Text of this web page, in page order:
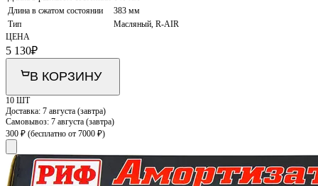
Длина в сжатом состоянии
383 мм
Тип
Масляный, R-AIR
ЦЕНА
5 130₽
В КОРЗИНУ
10 ШТ
Доставка: 7 августа (завтра)
Самовывоз: 7 августа (завтра)
300 ₽ (бесплатно от 7000 ₽)